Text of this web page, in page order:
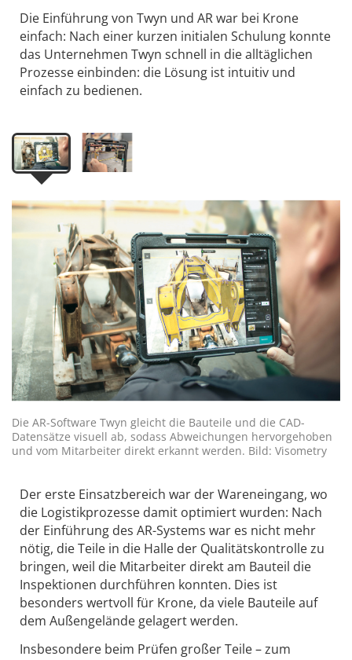
Die Einführung von Twyn und AR war bei Krone
einfach: Nach einer kurzen initialen Schulung konnte
das Unternehmen Twyn schnell in die alltäglichen
Prozesse einbinden: die Lösung ist intuitiv und
einfach zu bedienen.
Die AR-Software Twyn gleicht die Bauteile und die CAD-
Datensätze visuell ab, sodass Abweichungen hervorgehoben
und vom Mitarbeiter direkt erkannt werden. Bild: Visometry
Der erste Einsatzbereich war der Wareneingang, wo
die Logistikprozesse damit optimiert wurden: Nach
der Einführung des AR-Systems war es nicht mehr
nötig, die Teile in die Halle der Qualitätskontrolle zu
bringen, weil die Mitarbeiter direkt am Bauteil die
Inspektionen durchführen konnten. Dies ist
besonders wertvoll für Krone, da viele Bauteile auf
dem Außengelände gelagert werden.
Insbesondere beim Prüfen großer Teile – zum